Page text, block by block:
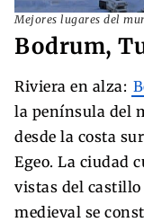
Mejores lugares del
Bodrum,
Riviera en alza:
la península del
desde la costa
Egeo. La ciudad
vistas del castillo
medieval se